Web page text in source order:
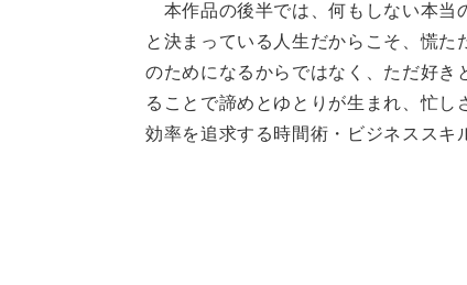
本作品の後半では、何もしない本当
と決まっている人生だからこそ、慌
のためになるからではなく、ただ好き
ることで諦めとゆとりが生まれ、忙
効率を追求する時間術・ビジネススキ